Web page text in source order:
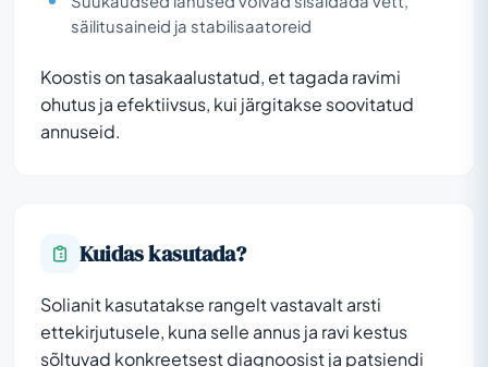
säilitusaineid ja stabilisaatoreid
Koostis on tasakaalustatud, et tagada ravimi
ohutus ja efektiivsus, kui järgitakse soovitatud
annuseid.
Kuidas kasutada?
Solianit kasutatakse rangelt vastavalt arsti
ettekirjutusele, kuna selle annus ja ravi kestus
sõltuvad konkreetsest diagnoosist ja patsiendi